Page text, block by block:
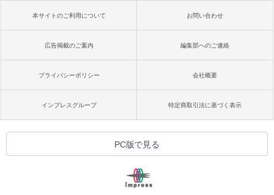
本サイトのご利用について お問い合わせ
広告掲載のご案内 編集部へのご連絡
プライバシーポリシー 会社概要
インプレスグループ 特定商取引法に基づく表示
PC版で見る